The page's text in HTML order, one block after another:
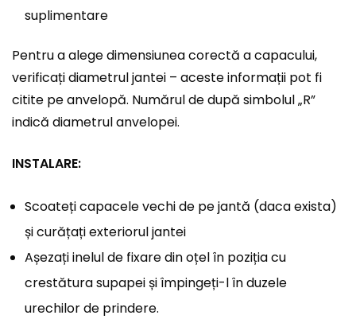
suplimentare
Pentru a alege dimensiunea corectă a capacului,
verificați diametrul jantei – aceste informații pot fi
citite pe anvelopă. Numărul de după simbolul „R”
indică diametrul anvelopei.
INSTALARE:
Scoateți capacele vechi de pe jantă (daca exista)
și curățați exteriorul jantei
Așezați inelul de fixare din oțel în poziția cu
crestătura supapei și împingeți-l în duzele
urechilor de prindere.